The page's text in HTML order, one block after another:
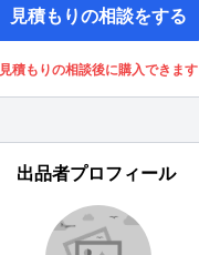
見積もりの相談をする
見積もりの相談後に購入できます
出品者プロフィール